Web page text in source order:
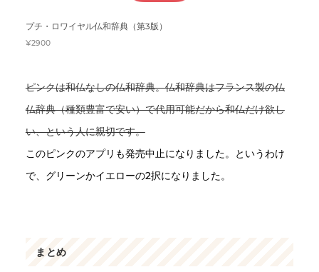
プチ・ロワイヤル仏和辞典（第3版）
¥2900
ピンクは和仏なしの仏和辞典。仏和辞典はフランス製の仏
仏辞典（種類豊富で安い）で代用可能だから和仏だけ欲し
い、という人に親切です。
このピンクのアプリも発売中止になりました。というわけ
で、グリーンかイエローの2択になりました。
まとめ